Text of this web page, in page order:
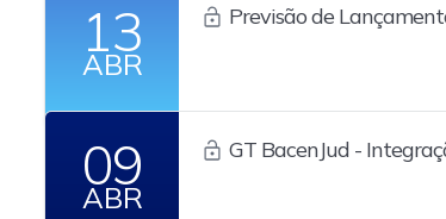
13
ABR
Previsão de
09
ABR
GT BacenJud -